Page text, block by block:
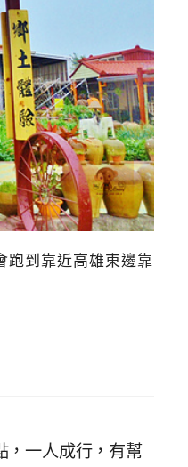
跑到靠近高雄東邊靠
，一人成行，有幫